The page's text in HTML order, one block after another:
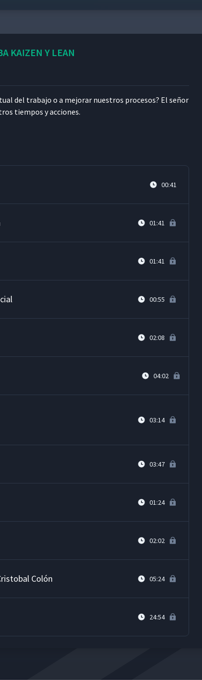
KAIZEN Y LEAN
del tra­ba­jo o a mejo­rar nue­stros pro­ce­sos? El señor
tiem­pos y acciones.
00:41
01:41
01:41
00:55
02:08
04:02
03:14
03:47
01:24
02:02
Colón 05:24
24:54